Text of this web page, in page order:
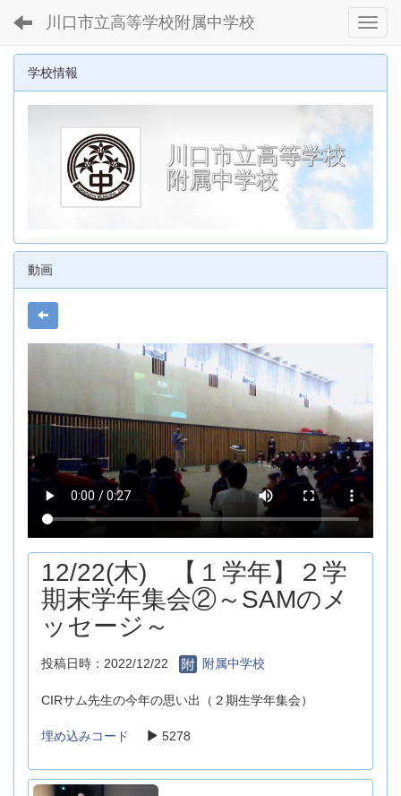
川口市立高等学校附属中学校
学校情報
川口市立高等学校
附属中学校
動画
12/22(木) 【１学年】２学
期末学年集会②～SAMのメ
ッセージ～
投稿日時：2022/12/22 附属中学校
CIRサム先生の今年の思い出（２期生学年集会）
埋め込みコード 5278